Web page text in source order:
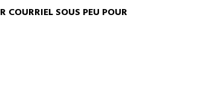
COURRIEL SOUS PEU POUR